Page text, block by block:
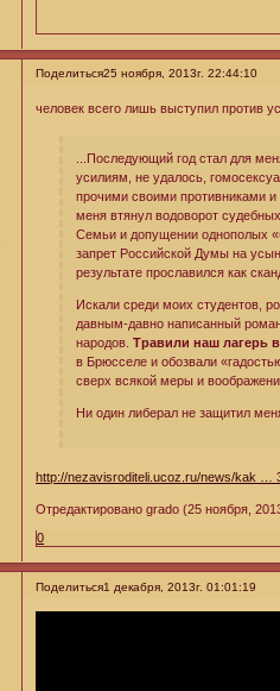
Поделиться25 ноября, 2013г. 22:44:10
человек всего лишь выступил против
...Последующий год стал для
усилиям, не удалось,
прочими своими противниками
меня втянул водоворот
Семьи и допущении однополых
запрет Российской Думы на
результате прославился как
Искали среди моих студентов,
давным-давно написанный
народов. Травили наш лагерь
в Брюсселе и обозвали
сверх всякой меры и
Ни один либерал не защитил
http://nezavisroditeli.ucoz.ru/news/kak …
Отредактировано grado (25 ноября,
0
Поделиться1 декабря, 2013г. 01:01:19